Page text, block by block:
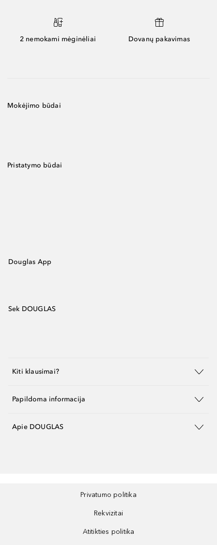
2 nemokami mėginėliai Dovanų pakavimas
Mokėjimo būdai
Pristatymo būdai
Douglas App
Sek DOUGLAS
Kiti klausimai?
Papildoma informacija
Apie DOUGLAS
Privatumo politika
Rekvizitai
Atitikties politika